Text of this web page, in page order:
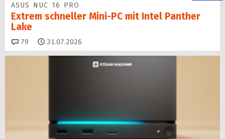
ASUS NUC 16 PRO
Extrem schneller Mini-PC mit Intel Panther
Lake
79 Kommentare
31.07.2026